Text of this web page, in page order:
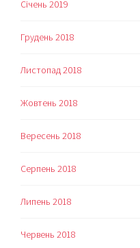
Січень 2019
Грудень 2018
Листопад 2018
Жовтень 2018
Вересень 2018
Серпень 2018
Липень 2018
Червень 2018